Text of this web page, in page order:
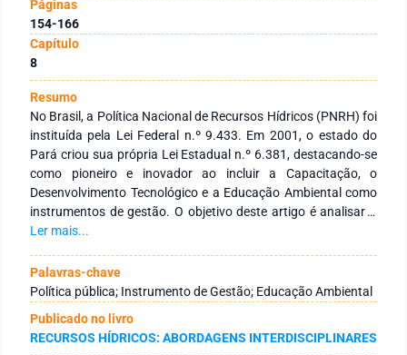
Páginas
154-166
Capítulo
8
Resumo
No Brasil, a Política Nacional de Recursos Hídricos (PNRH) foi
instituída pela Lei Federal n.º 9.433. Em 2001, o estado do
Pará criou sua própria Lei Estadual n.º 6.381, destacando-se
como pioneiro e inovador ao incluir a Capacitação, o
Desenvolvimento Tecnológico e a Educação Ambiental como
instrumentos de gestão. O objetivo deste artigo é analisar a
evolução das Ações de Capacitação em Recursos Hídricos
caracterizar os tipos de ações desenvolvidas. Realizou-se
uma pesquisa documental, com base na análise dos
Relatórios de Gestão Estadual de Recursos Hídricos do Pará,
referentes ao período de 2019–2023 e 2024. Os dados foram
coletados e analisados a partir de uma planilha em formato
Ler mais...
Palavras-chave
Política pública; Instrumento de Gestão; Educação Ambiental
Publicado no livro
RECURSOS HÍDRICOS: ABORDAGENS INTERDISCIPLINARES